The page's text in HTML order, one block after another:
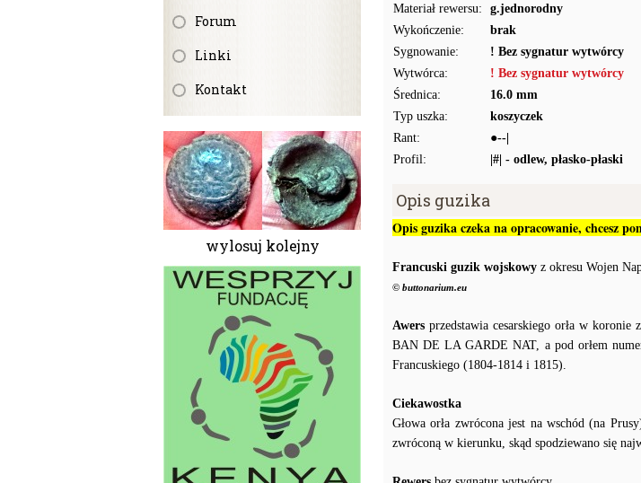
Forum
Linki
Kontakt
wylosuj kolejny
Materiał rewersu:
g.jednorodny
Wykończenie:
brak
Sygnowanie:
! Bez sygnatur wytwórcy
Wytwórca:
! Bez sygnatur wytwórcy
Średnica:
16.0 mm
Typ uszka:
koszyczek
Rant:
●--|
Profil:
|#| - odlew, płasko-płaski
Opis guzika
Opis guzika czeka na opracowanie, chcesz
Francuski guzik wojskowy z okresu Wojen
© buttonarium.eu
Awers przedstawia cesarskiego orła w koronie
BAN DE LA GARDE NAT, a pod orłem
Francuskiego (1804-1814 i 1815).
Ciekawostka
Głowa orła zwrócona jest na wschód (na
zwróconą w kierunku, skąd spodziewano się